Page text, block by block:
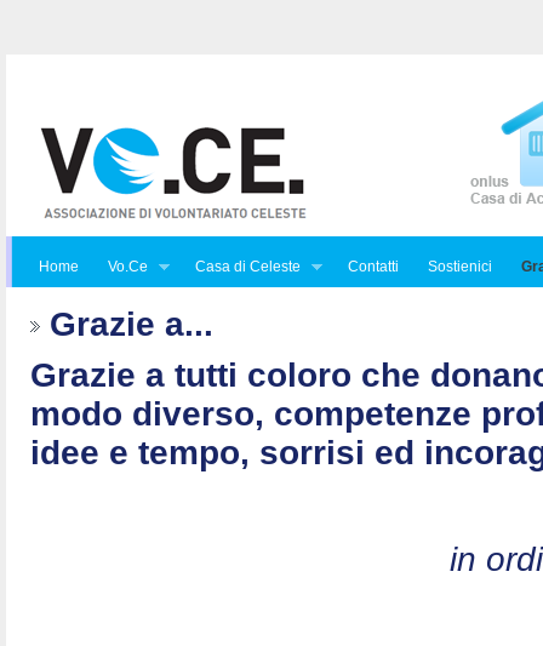
Home Vo.Ce Casa di Celeste Contatti Sostienici
Grazie a...
Grazie a tutti coloro che
modo diverso, competenze
idee e tempo, sorrisi ed
in